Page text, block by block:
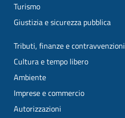
Turismo
Giustizia e sicurezza pubblica
Tributi, finanze e contravvenzioni
Cultura e tempo libero
Ambiente
Imprese e commercio
Autorizzazioni